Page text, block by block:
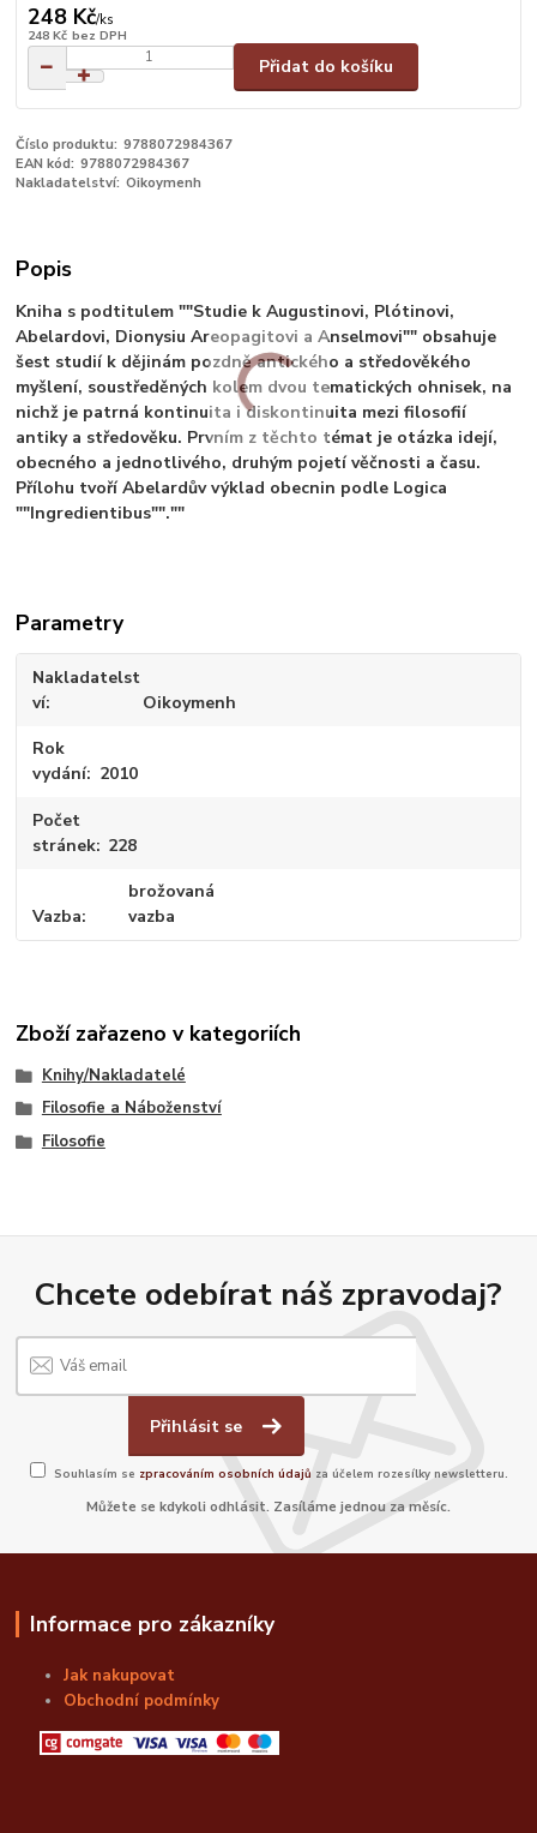
248 Kč/ks
248 Kč bez DPH
Přidat do košíku
Číslo produktu: 9788072984367
EAN kód: 9788072984367
Nakladatelství: Oikoymenh
Popis
Kniha s podtitulem ""Studie k Augustinovi, Plótinovi,
Abelardovi, Dionysiu Areopagitovi a Anselmovi"" obsahuje
šest studií k dějinám pozdně antického a středověkého
myšlení, soustředěných kolem dvou tematických ohnisek, na
nichž je patrná kontinuita i diskontinuita mezi filosofií
antiky a středověku. Prvním z těchto témat je otázka idejí,
obecného a jednotlivého, druhým pojetí věčnosti a času.
Přílohu tvoří Abelardův výklad obecnin podle Logica
""Ingredientibus"".""
Parametry
Nakladatelst
ví
Oikoymenh
Rok
vydání
2010
Počet
stránek 228
Vazba
brožovaná
vazba
Zboží zařazeno v kategoriích
Knihy/Nakladatelé
Filosofie a Náboženství
Filosofie
Chcete odebírat náš zpravodaj?
Přihlásit se
Souhlasím se zpracováním osobních údajů za účelem rozesílky newsletteru.
Můžete se kdykoli odhlásit. Zasíláme jednou za měsíc.
Informace pro zákazníky
Jak nakupovat
Obchodní podmínky